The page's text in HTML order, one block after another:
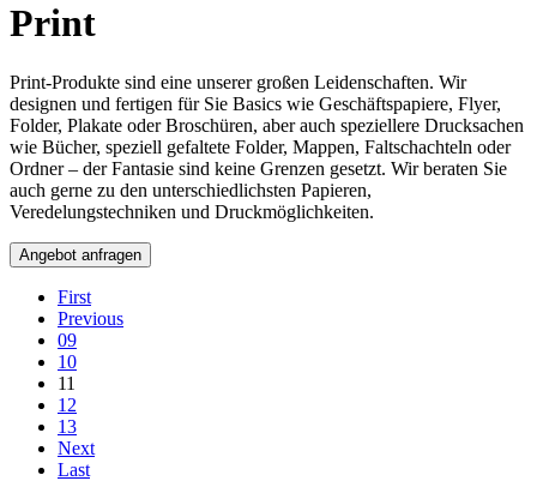
Print
Print-Produkte sind eine unserer großen Leidenschaften. Wir
designen und fertigen für Sie Basics wie Geschäftspapiere, Flyer,
Folder, Plakate oder Broschüren, aber auch speziellere Drucksachen
wie Bücher, speziell gefaltete Folder, Mappen, Faltschachteln oder
Ordner – der Fantasie sind keine Grenzen gesetzt. Wir beraten Sie
auch gerne zu den unterschiedlichsten Papieren,
Veredelungstechniken und Druckmöglichkeiten.
Angebot anfragen
First
Previous
09
10
11
12
13
Next
Last